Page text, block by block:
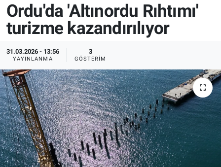
Ordu'da 'Altınordu Rıhtımı'
turizme kazandırılıyor
31.03.2026 - 13:56
YAYINLANMA
3
GÖSTERIM
Tüm Haberler
İletişim
Künye
Süper Lig Puan Durumu ve Fikstür
Tüm Manşetler
Son Dakika Haberleri
Haber Arşivi